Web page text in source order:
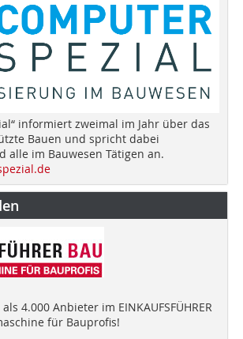
informiert zweimal im Jahr über das
Bauen und spricht dabei
alle im Bauwesen Tätigen an.
4.000 Anbieter im EINKAUFSFÜHRER
für Bauprofis!